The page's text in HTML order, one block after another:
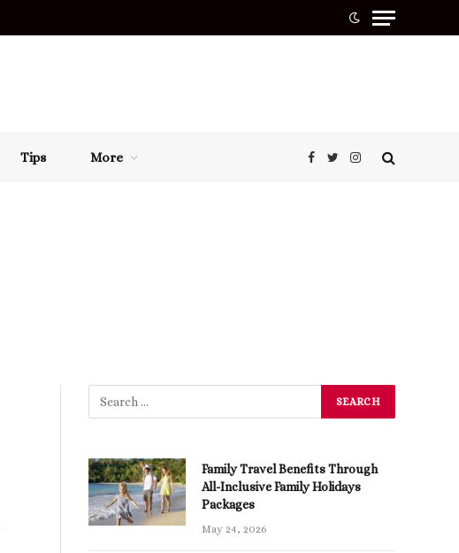
Tips More Facebook
TwitterInstagram
Family Travel Benefits Through
All-Inclusive Family Holidays
Packages
May 24, 2026